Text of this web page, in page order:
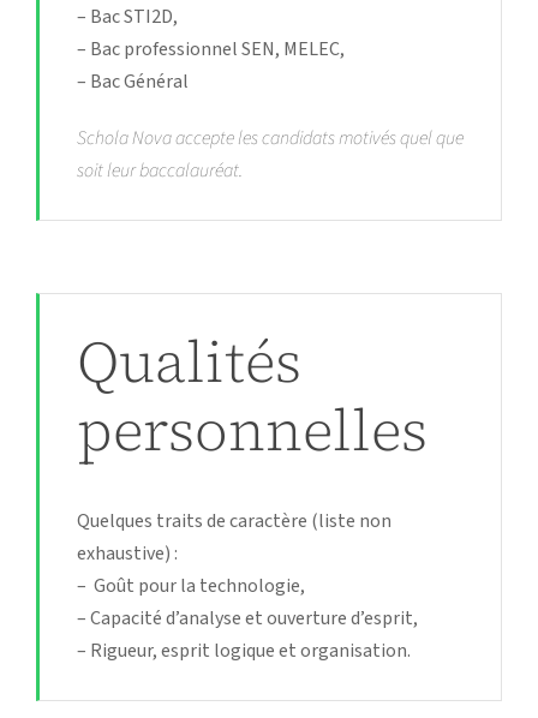
– Bac STI2D,
– Bac professionnel SEN, MELEC,
– Bac Général
Schola Nova accepte les candidats motivés quel que
soit leur baccalauréat.
Qualités
personnelles
Quelques traits de caractère (liste non
exhaustive) :
– Goût pour la technologie,
– Capacité d’analyse et ouverture d’esprit,
– Rigueur, esprit logique et organisation.